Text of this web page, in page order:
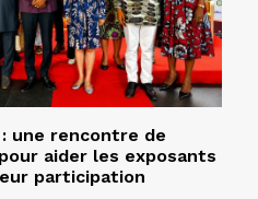
: une rencontre de
aider les exposants
participation